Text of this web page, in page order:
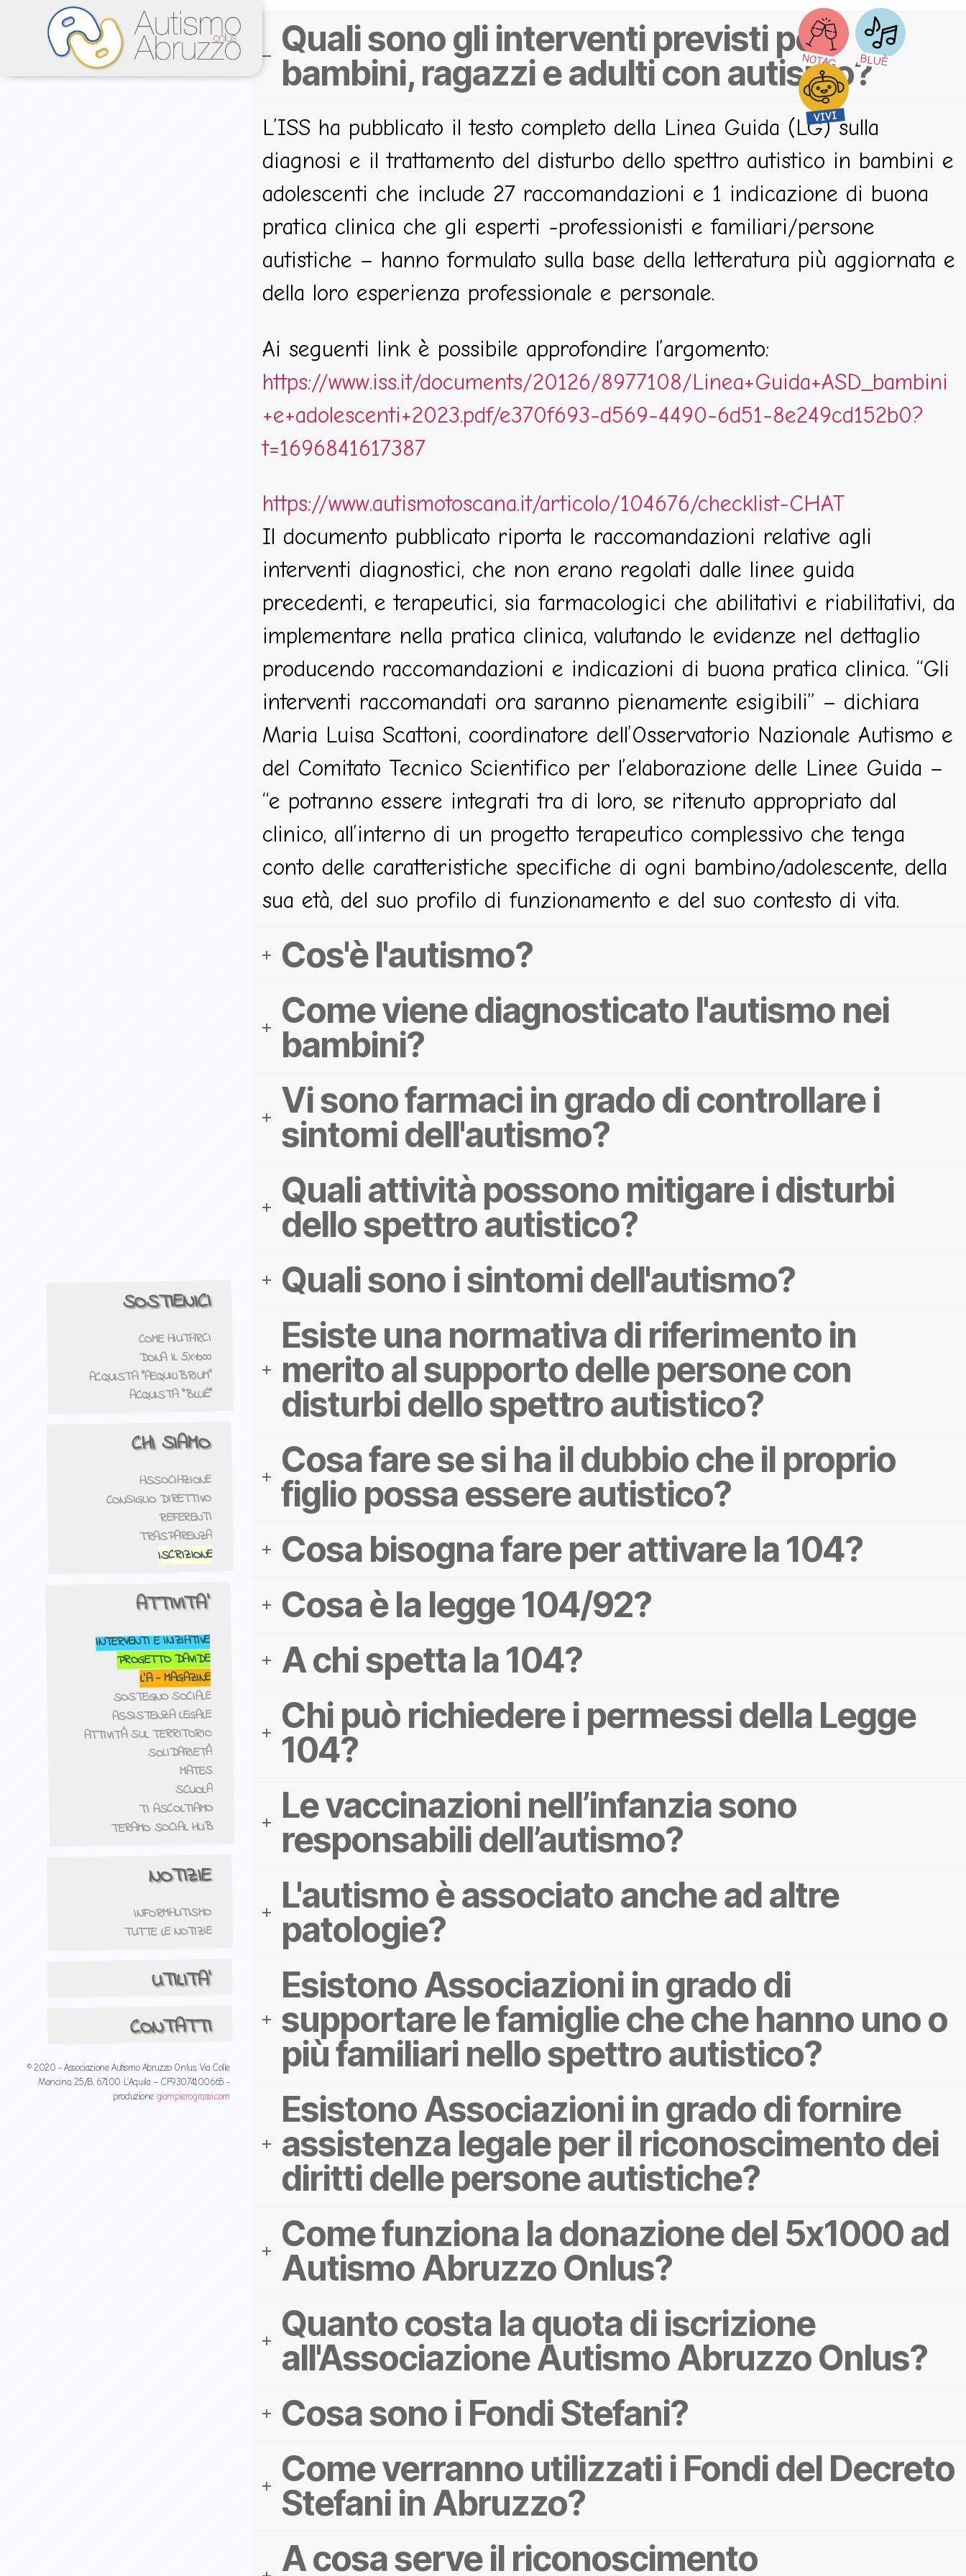
SOSTIENICI
COME AIUTARCI
DONA IL 5X1000
ACQUISTA "AEQUILIBRIUM"
ACQUISTA "BLUÈ"
CHI SIAMO
ASSOCIAZIONE
CONSIGLIO DIRETTIVO
REFERENTI
TRASPARENZA
ISCRIZIONE
ATTIVITA'
INTERVENTI E INIZIATIVE
PROGETTO DAVIDE
L'A- MAGAZINE
SOSTEGNO SOCIALE
ASSISTENZA LEGALE
ATTIVITÀ SUL TERRITORIO
SOLIDARIETÀ
MATES
SCUOLA
TI ASCOLTIAMO
TERAMO SOCIAL HUB
NOTIZIE
INFORMAUTISMO
TUTTE LE NOTIZIE
UTILITA'
CONTATTI
© 2020 - Associazione Autismo Abruzzo Onlus, Via Colle
Mancino, 25/B, 67100 L’Aquila – CF93074100665 -
produzione giampierograssi.com
NOTAG BLUÈ
VIVI
Quali sono gli interventi previsti per
bambini, ragazzi e adulti con autismo?
L’ISS ha pubblicato il testo completo della Linea Guida (LG) sulla
diagnosi e il trattamento del disturbo dello spettro autistico in bambini e
adolescenti che include 27 raccomandazioni e 1 indicazione di buona
pratica clinica che gli esperti -professionisti e familiari/persone
autistiche – hanno formulato sulla base della letteratura più aggiornata e
della loro esperienza professionale e personale.
Ai seguenti link è possibile approfondire l’argomento:
https://www.iss.it/documents/20126/8977108/Linea+Guida+ASD_bambini
+e+adolescenti+2023.pdf/e370f693-d569-4490-6d51-8e249cd152b0?
t=1696841617387
https://www.autismotoscana.it/articolo/104676/checklist-CHAT
Il documento pubblicato riporta le raccomandazioni relative agli
interventi diagnostici, che non erano regolati dalle linee guida
precedenti, e terapeutici, sia farmacologici che abilitativi e riabilitativi, da
implementare nella pratica clinica, valutando le evidenze nel dettaglio
producendo raccomandazioni e indicazioni di buona pratica clinica. “Gli
interventi raccomandati ora saranno pienamente esigibili” – dichiara
Maria Luisa Scattoni, coordinatore dell’Osservatorio Nazionale Autismo e
del Comitato Tecnico Scientifico per l’elaborazione delle Linee Guida –
“e potranno essere integrati tra di loro, se ritenuto appropriato dal
clinico, all’interno di un progetto terapeutico complessivo che tenga
conto delle caratteristiche specifiche di ogni bambino/adolescente, della
sua età, del suo profilo di funzionamento e del suo contesto di vita.
Cos'è l'autismo?
Come viene diagnosticato l'autismo nei
bambini?
Vi sono farmaci in grado di controllare i
sintomi dell'autismo?
Quali attività possono mitigare i disturbi
dello spettro autistico?
Quali sono i sintomi dell'autismo?
Esiste una normativa di riferimento in
merito al supporto delle persone con
disturbi dello spettro autistico?
Cosa fare se si ha il dubbio che il proprio
figlio possa essere autistico?
Cosa bisogna fare per attivare la 104?
Cosa è la legge 104/92?
A chi spetta la 104?
Chi può richiedere i permessi della Legge
104?
Le vaccinazioni nell’infanzia sono
responsabili dell’autismo?
L'autismo è associato anche ad altre
patologie?
Esistono Associazioni in grado di
supportare le famiglie che che hanno uno o
più familiari nello spettro autistico?
Esistono Associazioni in grado di fornire
assistenza legale per il riconoscimento dei
diritti delle persone autistiche?
Come funziona la donazione del 5x1000 ad
Autismo Abruzzo Onlus?
Quanto costa la quota di iscrizione
all'Associazione Autismo Abruzzo Onlus?
Cosa sono i Fondi Stefani?
Come verranno utilizzati i Fondi del Decreto
Stefani in Abruzzo?
A cosa serve il riconoscimento